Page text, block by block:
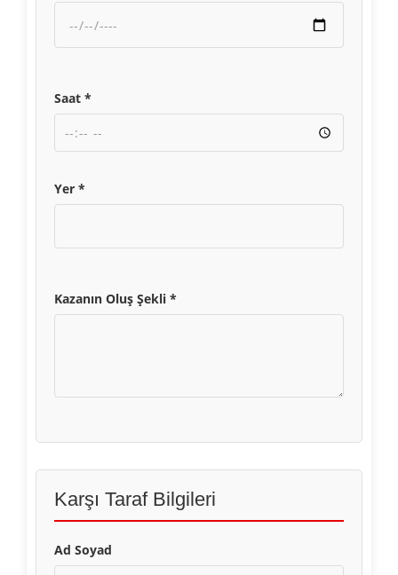
Saat *
Yer *
Kazanın Oluş Şekli *
Karşı Taraf Bilgileri
Ad Soyad